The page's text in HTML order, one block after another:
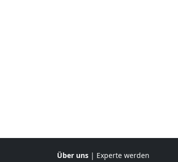
Über uns | Experte werden